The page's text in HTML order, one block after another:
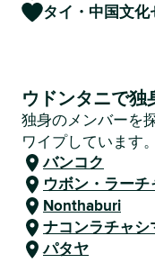
タイ・中国文化
ウドンタニで独
独身のメンバーを
ワイプしています。
バンコク
ウボン・ラー
Nonthaburi
ナコンラチャシ
パタヤ